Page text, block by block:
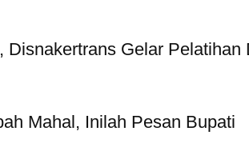
Gelar
Mahal, Inilah Pesan Bupati